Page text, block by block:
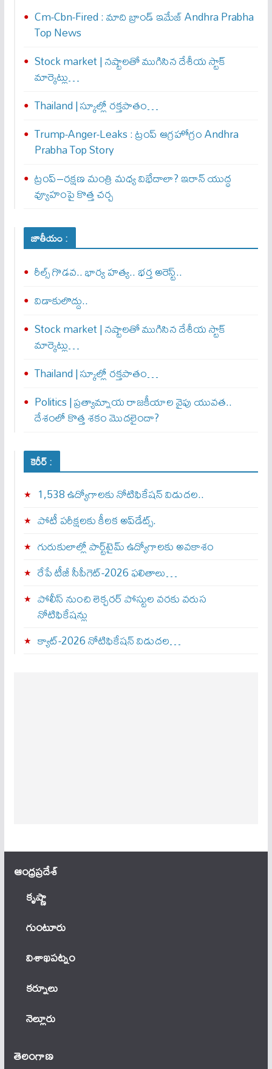
Cm-Cbn-Fired : మాది బ్రాండ్ ఇమేజ్ Andhra Prabha
Top News
Stock market | నష్టాలతో ముగిసిన దేశీయ స్టాక్
మార్కెట్లు…
Thailand | స్కూల్లో రక్తపాతం…
Trump-Anger-Leaks : ట్రంప్ ఆగ్ర‌హోగ్రం Andhra
Prabha Top Story
ట్రంప్–రక్షణ మంత్రి మధ్య విభేదాలా? ఇరాన్ యుద్ధ
వ్యూహంపై కొత్త చర్చ
జాతీయం :
రీల్స్ గొడవ.. భార్య హత్య.. భర్త అరెస్ట్..
విడాకులొద్దు..
Stock market | నష్టాలతో ముగిసిన దేశీయ స్టాక్
మార్కెట్లు…
Thailand | స్కూల్లో రక్తపాతం…
Politics | ప్రత్యామ్నాయ రాజకీయాల వైపు యువత..
దేశంలో కొత్త శకం మొదలైందా?
కెరీర్ :
1,538 ఉద్యోగాలకు నోటిఫికేషన్ విడుదల..
పోటీ పరీక్షలకు కీలక అప్‌డేట్స్.
గురుకులాల్లో పార్ట్‌టైమ్ ఉద్యోగాలకు అవకాశం
రేపే టీజీ సీపీగెట్‌-2026 ఫలితాలు…
పోలీస్ నుంచి లెక్చరర్ పోస్టుల వరకు వరుస
నోటిఫికేషన్లు
క్యాట్-2026 నోటిఫికేషన్ విడుదల…
ఆంధ్ర‌ప్ర‌దేశ్
కృష్ణా
గుంటూరు
విశాఖపట్నం
కర్నూలు
నెల్లూరు
తెలంగాణ‌